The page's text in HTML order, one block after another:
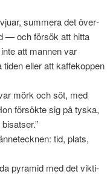
sum­mera det över­
— och försök att hitta
att man­nen var
eller att kaf­fekop­pen
mörk och söt, med
försökte sig på tyska,
tid, plats,
pyra­mid med det vik­ti­